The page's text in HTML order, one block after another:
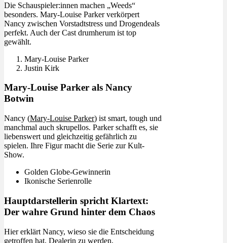
Die Schauspieler:innen machen „Weeds“
besonders. Mary-Louise Parker verkörpert
Nancy zwischen Vorstadtstress und Drogendeals
perfekt. Auch der Cast drumherum ist top
gewählt.
Mary-Louise Parker
Justin Kirk
Mary-Louise Parker als Nancy
Botwin
Nancy (Mary-Louise Parker) ist smart, tough und
manchmal auch skrupellos. Parker schafft es, sie
liebenswert und gleichzeitig gefährlich zu
spielen. Ihre Figur macht die Serie zur Kult-
Show.
Golden Globe-Gewinnerin
Ikonische Serienrolle
Hauptdarstellerin spricht Klartext:
Der wahre Grund hinter dem Chaos
Hier erklärt Nancy, wieso sie die Entscheidung
getroffen hat, Dealerin zu werden.